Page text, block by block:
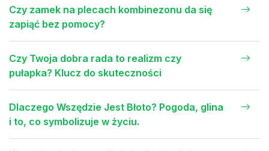
Czy zamek na plecach kombinezonu da się
zapiąć bez pomocy?
Czy Twoja dobra rada to realizm czy
pułapka? Klucz do skuteczności
Dlaczego Wszędzie Jest Błoto? Pogoda, glina
i to, co symbolizuje w życiu.